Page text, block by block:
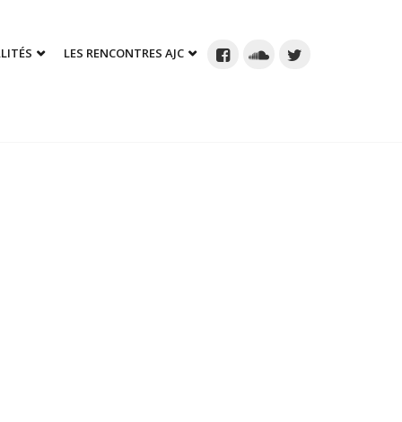
LES RENCONTRES AJC